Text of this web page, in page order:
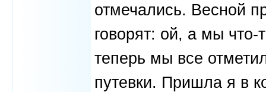
отмечались. Весной
говорят: ой, а мы
теперь мы все
путевки. Пришла я в